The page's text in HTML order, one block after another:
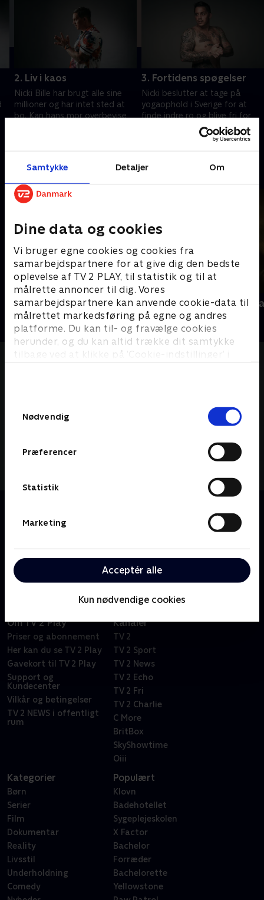
Samtykke Detaljer Om
Dine data og cookies
Vi bruger egne cookies og cookies fra
samarbejdspartnere for at give dig den bedste
oplevelse af TV 2 PLAY, til statistik og til at
målrette annoncer til dig. Vores
samarbejdspartnere kan anvende cookie-data til
målrettet markedsføring på egne og andres
platforme. Du kan til- og fravælge cookies
herunder, og du kan altid trække dit samtykke
tilbage ved at klikke på ’Cookie-indstillinger’ i
Nødvendig
Præferencer
Statistik
Marketing
Acceptér alle
Kun nødvendige cookies
2. Liv i kaos
Nicki Bille har brugt alle sine
millioner og har intet sted at
bo. Kan hans mor overbevise
job?
3. Fortidens spøgelser
Nicki beslutter at tage på
yogaophold i Sverige for at
finde indre ro og blive fri for
alkohol. Men uden alkoholen
som udvej er han tvunget til at
kigge indad.
Andre så også
Nicki Bille
Dokumentar • 2 sæsoner
Forført af
Dokumentar
Kom tæt på den skandaleramte fodboldspiller Nicki
Bille, der på få år er gået fra et succesfuldt liv i
arbejdsløs.
Om TV 2 Play
Priser og abonnement
Her kan du se TV 2 Play
Gavekort til TV 2 Play
Support og
Kundecenter
Vilkår og betingelser
TV 2 NEWS i offentligt
rum
Kanaler
TV 2
TV 2 Sport
TV 2 News
TV 2 Echo
TV 2 Fri
TV 2 Charlie
C More
BritBox
SkyShowtime
Oiii
Kategorier
Børn
Serier
Film
Dokumentar
Reality
Livsstil
Underholdning
Comedy
Populært
Klovn
Badehotellet
Sygeplejeskolen
X Factor
Bachelor
Forræder
Bachelorette
Yellowstone